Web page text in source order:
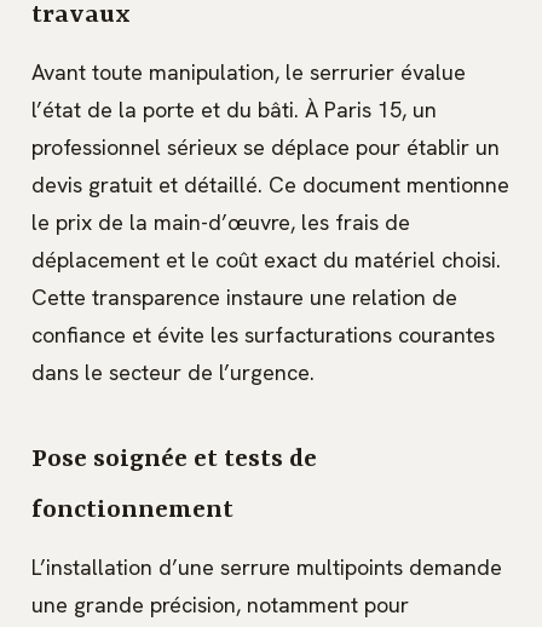
travaux
Avant toute manipulation, le serrurier évalue
l’état de la porte et du bâti. À Paris 15, un
professionnel sérieux se déplace pour établir un
devis gratuit et détaillé. Ce document mentionne
le prix de la main-d’œuvre, les frais de
déplacement et le coût exact du matériel choisi.
Cette transparence instaure une relation de
confiance et évite les surfacturations courantes
dans le secteur de l’urgence.
Pose soignée et tests de
fonctionnement
L’installation d’une serrure multipoints demande
une grande précision, notamment pour